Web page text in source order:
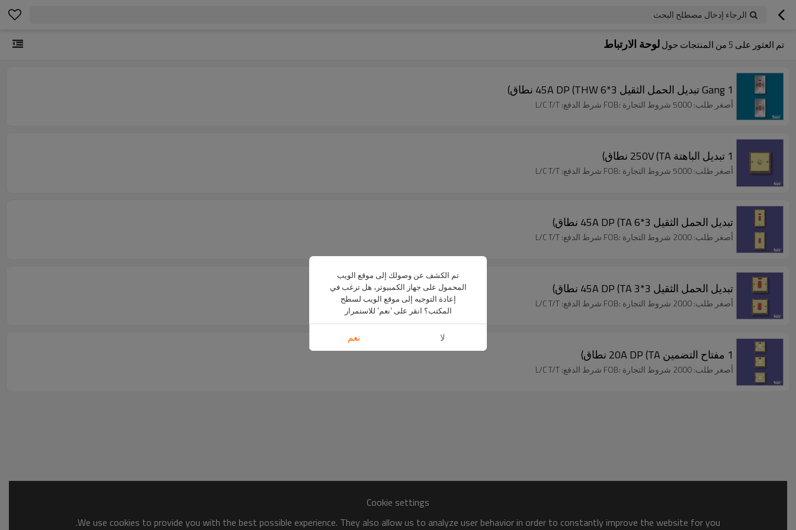
الرجاء إدخال مصطلح البحث
تم العثور على 5 من المنتجات حوللوحة الارتباط
1 Gang تبديل الحمل الثقيل 3*6 45A DP (THW نطاق)
أصغر طلب: 5000 شروط التجارة :FOB شرط الدفع: L/C T/T
1 تبديل الباهتة 250V (TA نطاق)
أصغر طلب: 5000 شروط التجارة :FOB شرط الدفع: L/C T/T
تبديل الحمل الثقيل 3*6 45A DP (TA نطاق)
أصغر طلب: 2000 شروط التجارة :FOB شرط الدفع: L/C T/T
تبديل الحمل الثقيل 3*3 45A DP (TA نطاق)
أصغر طلب: 2000 شروط التجارة :FOB شرط الدفع: L/C T/T
1 مفتاح التضمين 20A DP (TA نطاق)
أصغر طلب: 2000 شروط التجارة :FOB شرط الدفع: L/C T/T
Cookie settings
We use cookies to provide you with the best possible experience. They also allow us to analyze user behavior in order to constantly improve the website for you.
تم الكشف عن وصولك إلى موقع الويب
المحمول على جهاز الكمبيوتر، هل ترغب في
إعادة التوجيه إلى موقع الويب لسطح
المكتب؟ انقر على 'نعم' للاستمرار
لا نعم